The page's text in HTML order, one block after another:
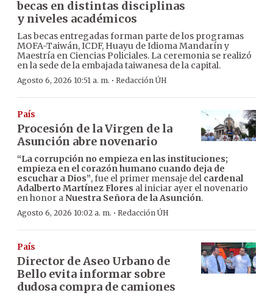
becas en distintas disciplinas
y niveles académicos
Las becas entregadas forman parte de los programas
MOFA-Taiwán, ICDF, Huayu de Idioma Mandarín y
Maestría en Ciencias Policiales. La ceremonia se realizó
en la sede de la embajada taiwanesa de la capital.
Agosto 6, 2026 10:51 a. m. · Redacción ÚH
País
Procesión de la Virgen de la
Asunción abre novenario
“La corrupción no empieza en las instituciones;
empieza en el corazón humano cuando deja de
escuchar a Dios”, fue el primer mensaje del cardenal
Adalberto Martínez Flores al iniciar ayer el novenario
en honor aNuestra Señora de la Asunción.
Agosto 6, 2026 10:02 a. m. · Redacción ÚH
País
Director de Aseo Urbano de
Bello evita informar sobre
dudosa compra de camiones